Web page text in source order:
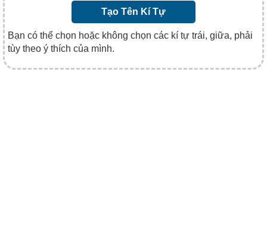
Tạo Tên Kí Tự
Bạn có thể chọn hoặc không chọn các kí tự trái, giữa, phải
tùy theo ý thích của mình.